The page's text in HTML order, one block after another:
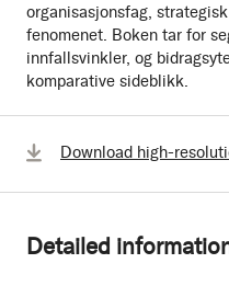
organisasjonsfag,
fenomenet. Boken tar for
innfallsvinkler, og
komparative sideblikk.
Download high-
Detailed